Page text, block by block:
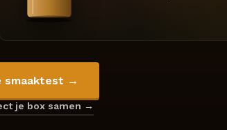
smaaktest →
je box samen →